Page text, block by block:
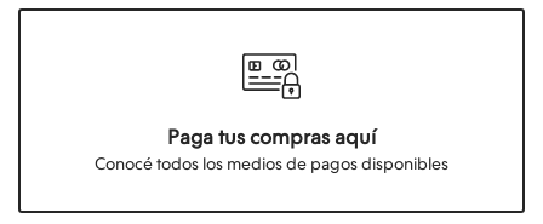
Paga tus compras aquí
Conocé todos los medios de pagos disponibles